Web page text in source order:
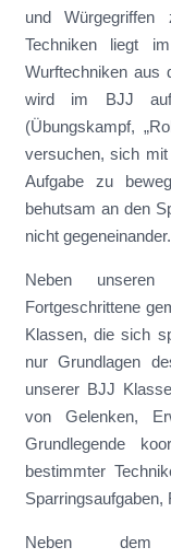
und
Techniken liegt
Wurftechniken aus
wird im BJJ auf
(Übungskampf,
versuchen, sich
Aufgabe zu
behutsam an den
nicht gegeneinander.
Neben
Fortgeschrittene
Klassen, die sich
nur Grundlagen
unserer BJJ
von Gelenken,
Grundlegende
bestimmter
Sparringsaufgaben,
Neben dem